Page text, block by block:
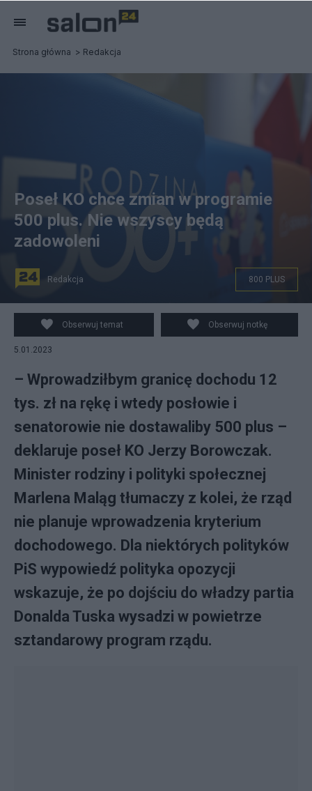
Strona główna Redakcja
500 Plus na każde dziecko. Fot. PAP
Poseł KO chce zmian w programie
500 plus. Nie wszyscy będą
zadowoleni
Redakcja 800 PLUS
Obserwuj temat Obserwuj notkę
5.01.2023
– Wprowadziłbym granicę dochodu 12
tys. zł na rękę i wtedy posłowie i
senatorowie nie dostawaliby 500 plus –
deklaruje poseł KO Jerzy Borowczak.
Minister rodziny i polityki społecznej
Marlena Maląg tłumaczy z kolei, że rząd
nie planuje wprowadzenia kryterium
dochodowego. Dla niektórych polityków
PiS wypowiedź polityka opozycji
wskazuje, że po dojściu do władzy partia
Donalda Tuska wysadzi w powietrze
sztandarowy program rządu.